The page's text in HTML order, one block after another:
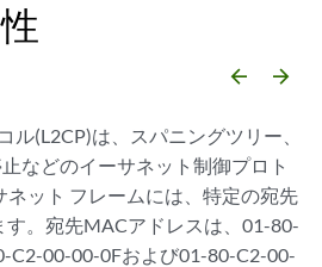
arrow_backward arrow_forward
ル(L2CP)は、スパニングツリー、
などのイーサネット制御プロト
ネット フレームには、特定の宛先
す。宛先MACアドレスは、01-80-
C2-00-00-0Fおよび01-80-C2-00-